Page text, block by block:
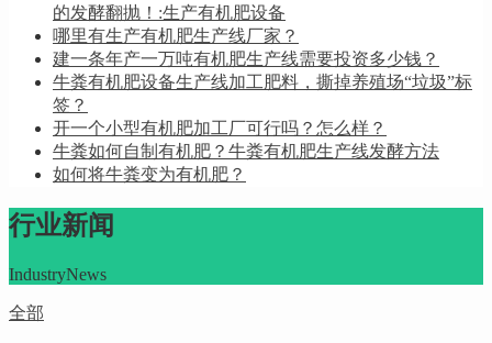
的发酵翻抛！:生产有机肥设备
哪里有生产有机肥生产线厂家？
建一条年产一万吨有机肥生产线需要投资多少钱？
牛粪有机肥设备生产线加工肥料，撕掉养殖场“垃圾”标
签？
开一个小型有机肥加工厂可行吗？怎么样？
牛粪如何自制有机肥？牛粪有机肥生产线发酵方法
如何将牛粪变为有机肥？
行业新闻
IndustryNews
全部